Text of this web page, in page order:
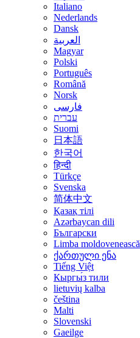
Italiano
Nederlands
Dansk
العربية
Magyar
Polski
Português
Română
Norsk
فارسی
עברית
Suomi
日本語
한국어
हिन्दी
Türkçe
Svenska
简体中文
Қазақ тілі
Azərbaycan dili
Български
Limba moldovenească
ქართული ენა
Tiếng Việt
Кыргы́з тили
lietuvių kalba
čeština
Malti
Slovenski
Gaeilge